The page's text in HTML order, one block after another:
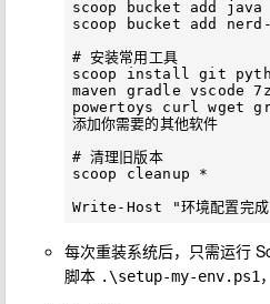
scoop bucket add java
scoop bucket add
# 安装常用工具
scoop install git
maven gradle vscode
powertoys curl wget
添加你需要的其他软件
# 清理旧版本
scoop cleanup *
每次重装系统后，只需运行
脚本 .\setup-my-env.ps1